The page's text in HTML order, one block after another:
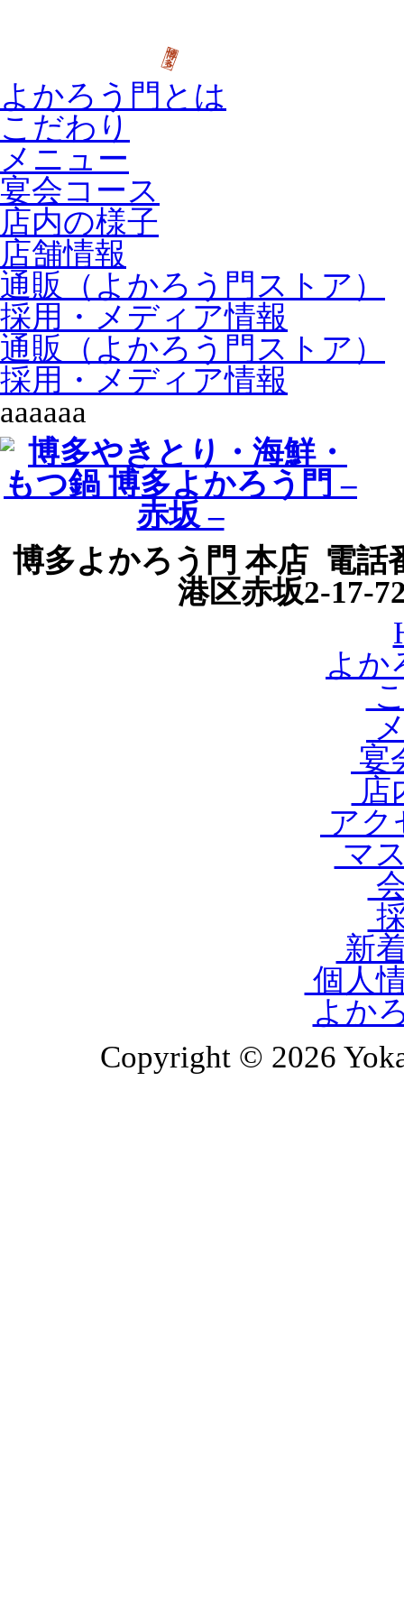
よかろう門とは
こだわり
メニュー
宴会コース
店内の様子
店舗情報
通販（よかろう門ストア）
採用・メディア情報
通販（よかろう門ストア）
採用・メディア情報
aaaaaa
博多よかろう門 本店 電話
港区赤坂2-17-
よか
宴
店
ア
マ
新
個人
よか
Copyright © 2026